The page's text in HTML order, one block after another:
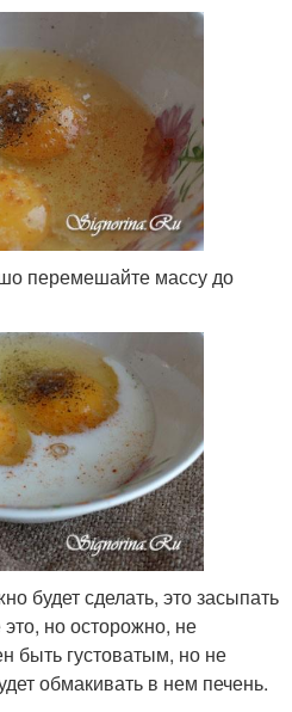
перемешайте массу до
будет сделать, это засыпать
но осторожно, не
быть густоватым, но не
обмакивать в нем печень.